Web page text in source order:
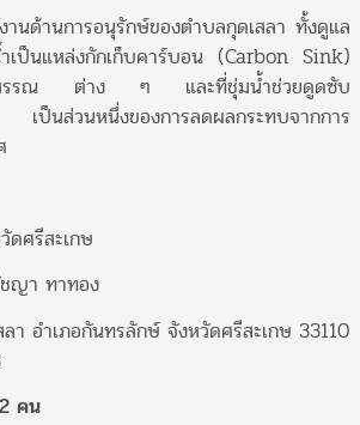
นการอนุรักษ์ของตำบลกุดเสลา ทั้งดูแล
เป็นแหล่งกักเก็บคาร์บอน (Carbon Sink)
ณ ต่าง ๆ และที่ชุ่มน้ำช่วยดูดซับ
ป็นส่วนหนึ่งของการลดผลกระทบจากการ
ดศรีสะเกษ
ญา ทาทอง
า อำเภอกันทรลักษ์ จังหวัดศรีสะเกษ 33110
คน